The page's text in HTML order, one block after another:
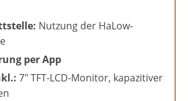
Nutzung der HaLow-
per App
7″ TFT-LCD-Monitor, kapazitiver